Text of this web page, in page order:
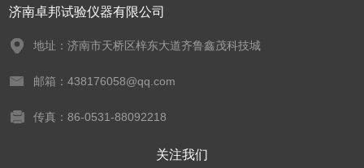
济南卓邦试验仪器有限公司
地址：济南市天桥区梓东大道齐鲁鑫茂科技城
邮箱：438176058@qq.com
传真：86-0531-88092218
关注我们